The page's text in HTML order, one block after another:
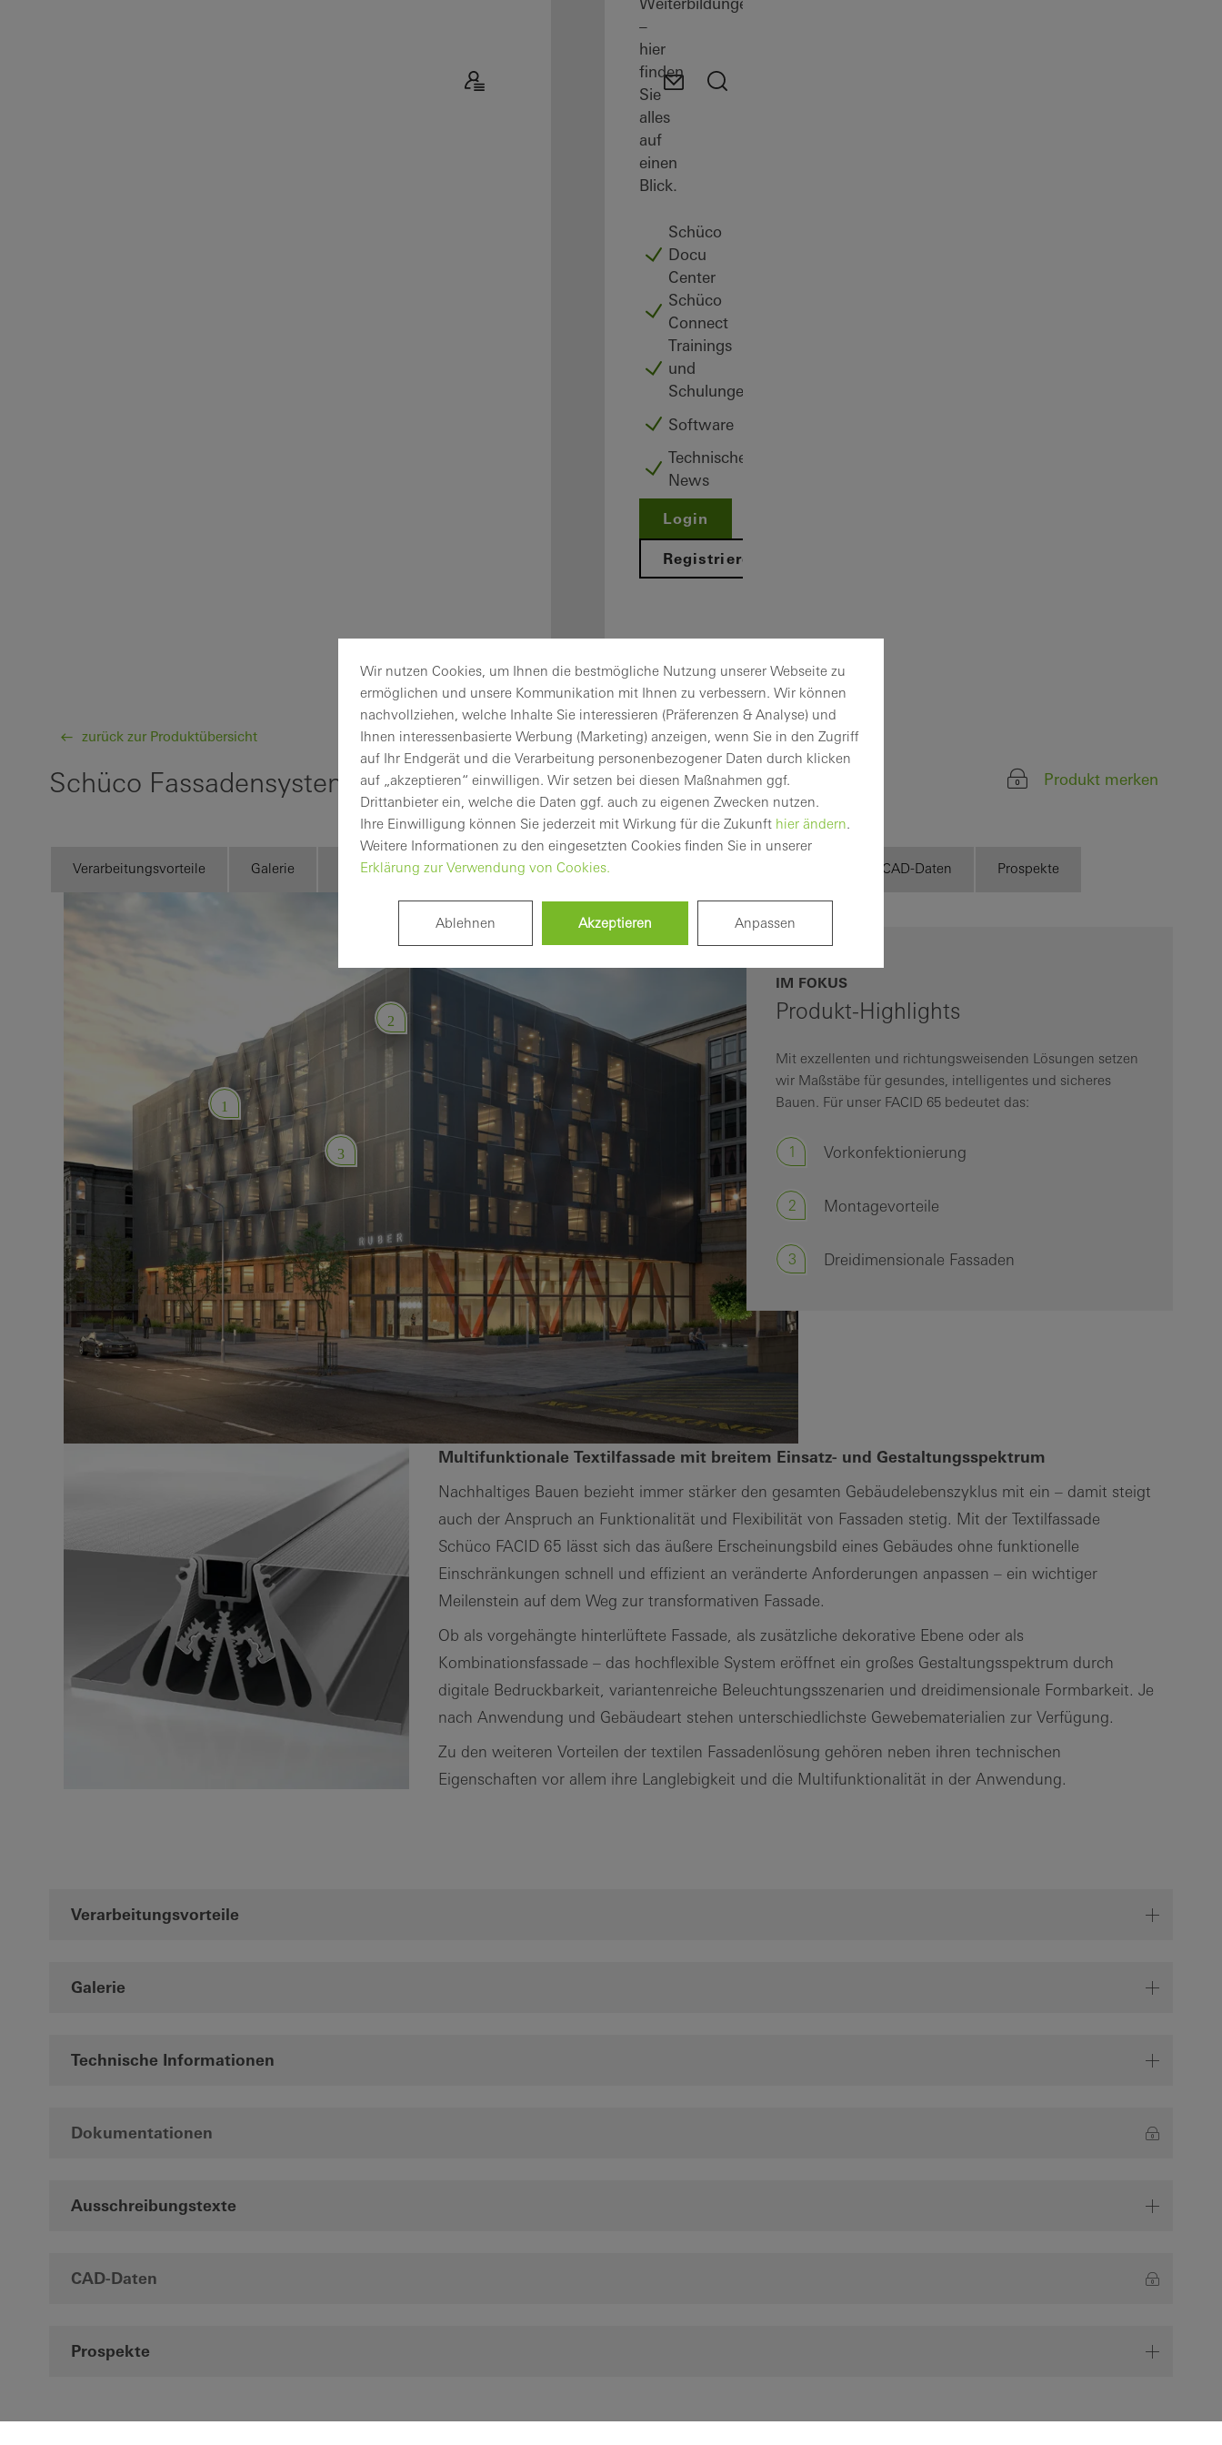
Ihre Vorteile als
angemeldeter
Verarbeiter
Mein
Arbeitsplatz
kennenlernen
–
hier
finden
Sie
alles
auf
einen
Blick.
Schüco
Docu
Center
Schüco
Connect
Trainings
und
Schulungen
Software
Technische
News
Login
Registrieren
zurück zur Produktübersicht
Produkt merken
Schüco Fassadensystem FACID 65
Verarbeitungsvorteile Galerie Technische Informationen Dokumentationen CAD-Daten Prospekte
1
2
3
IM FOKUS
Produkt-Highlights
Mit exzellenten und richtungsweisenden Lösungen setzen
wir Maßstäbe für gesundes, intelligentes und sicheres
Bauen. Für unser FACID 65 bedeutet das:
1 Vorkonfektionierung
2 Montagevorteile
3 Dreidimensionale Fassaden
Multifunktionale Textilfassade mit breitem Einsatz- und Gestaltungsspektrum
Nachhaltiges Bauen bezieht immer stärker den gesamten Gebäudelebenszyklus mit ein – damit steigt
auch der Anspruch an Funktionalität und Flexibilität von Fassaden stetig. Mit der Textilfassade
Schüco FACID 65 lässt sich das äußere Erscheinungsbild eines Gebäudes ohne funktionelle
Einschränkungen schnell und effizient an veränderte Anforderungen anpassen – ein wichtiger
Meilenstein auf dem Weg zur transformativen Fassade.
Ob als vorgehängte hinterlüftete Fassade, als zusätzliche dekorative Ebene oder als
Kombinationsfassade – das hochflexible System eröffnet ein großes Gestaltungsspektrum durch
digitale Bedruckbarkeit, variantenreiche Beleuchtungsszenarien und dreidimensionale Formbarkeit. Je
nach Anwendung und Gebäudeart stehen unterschiedlichste Gewebematerialien zur Verfügung.
Zu den weiteren Vorteilen der textilen Fassadenlösung gehören neben ihren technischen
Eigenschaften vor allem ihre Langlebigkeit und die Multifunktionalität in der Anwendung.
Verarbeitungsvorteile
Galerie
Technische Informationen
Dokumentationen
Ausschreibungstexte
CAD-Daten
Prospekte
Wir nutzen Cookies, um Ihnen die bestmögliche Nutzung unserer Webseite zu
ermöglichen und unsere Kommunikation mit Ihnen zu verbessern. Wir können
nachvollziehen, welche Inhalte Sie interessieren (Präferenzen & Analyse) und
Ihnen interessenbasierte Werbung (Marketing) anzeigen, wenn Sie in den Zugriff
auf Ihr Endgerät und die Verarbeitung personenbezogener Daten durch klicken
auf „akzeptieren“ einwilligen. Wir setzen bei diesen Maßnahmen ggf.
Drittanbieter ein, welche die Daten ggf. auch zu eigenen Zwecken nutzen.
Ihre Einwilligung können Sie jederzeit mit Wirkung für die Zukunft hier ändern.
Weitere Informationen zu den eingesetzten Cookies finden Sie in unserer
Erklärung zur Verwendung von Cookies.
Ablehnen Akzeptieren Anpassen